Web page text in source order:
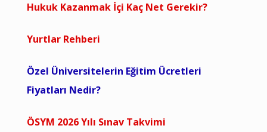
Hukuk Kazanmak İçi Kaç Net Gerekir?
Yurtlar Rehberi
Özel Üniversitelerin Eğitim Ücretleri
Fiyatları Nedir?
ÖSYM 2026 Yılı Sınav Takvimi